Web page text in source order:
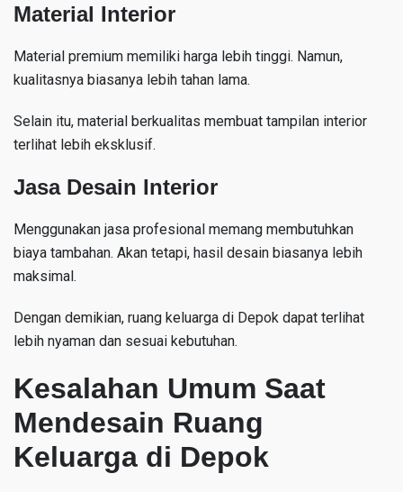
Material Interior
Material premium memiliki harga lebih tinggi. Namun,
kualitasnya biasanya lebih tahan lama.
Selain itu, material berkualitas membuat tampilan interior
terlihat lebih eksklusif.
Jasa Desain Interior
Menggunakan jasa profesional memang membutuhkan
biaya tambahan. Akan tetapi, hasil desain biasanya lebih
maksimal.
Dengan demikian, ruang keluarga di Depok dapat terlihat
lebih nyaman dan sesuai kebutuhan.
Kesalahan Umum Saat
Mendesain Ruang
Keluarga di Depok